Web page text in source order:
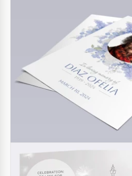
Modelo de Programa de
Moderna
Google Docs